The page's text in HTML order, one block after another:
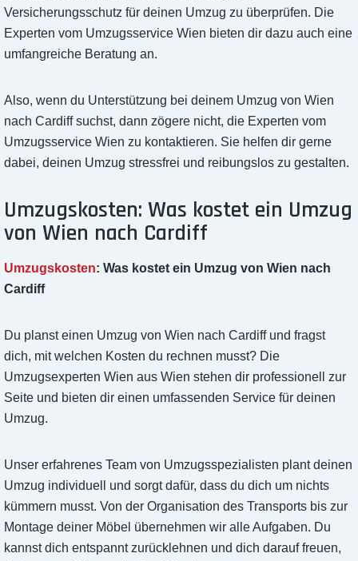
Versicherungsschutz für deinen Umzug zu überprüfen. Die
Experten vom Umzugsservice Wien bieten dir dazu auch eine
umfangreiche Beratung an.
Also, wenn du Unterstützung bei deinem Umzug von Wien
nach Cardiff suchst, dann zögere nicht, die Experten vom
Umzugsservice Wien zu kontaktieren. Sie helfen dir gerne
dabei, deinen Umzug stressfrei und reibungslos zu gestalten.
Umzugskosten: Was kostet ein Umzug
von Wien nach Cardiff
Umzugskosten: Was kostet ein Umzug von Wien nach
Cardiff
Du planst einen Umzug von Wien nach Cardiff und fragst
dich, mit welchen Kosten du rechnen musst? Die
Umzugsexperten Wien aus Wien stehen dir professionell zur
Seite und bieten dir einen umfassenden Service für deinen
Umzug.
Unser erfahrenes Team von Umzugsspezialisten plant deinen
Umzug individuell und sorgt dafür, dass du dich um nichts
kümmern musst. Von der Organisation des Transports bis zur
Montage deiner Möbel übernehmen wir alle Aufgaben. Du
kannst dich entspannt zurücklehnen und dich darauf freuen,